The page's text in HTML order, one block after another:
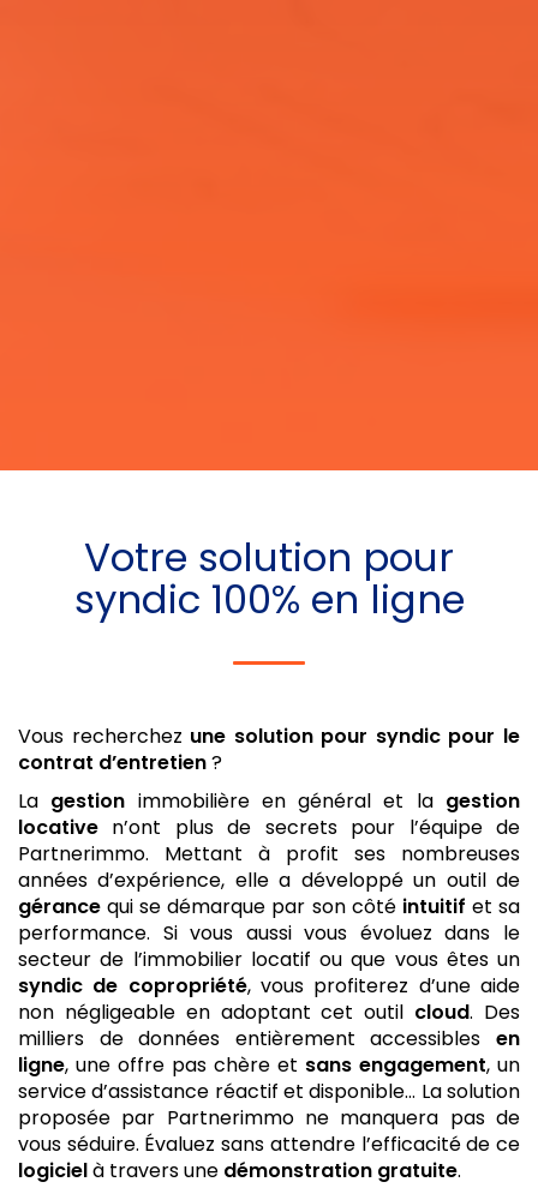
Votre solution pour
syndic 100% en ligne
Vous recherchez une solution pour syndic pour le
contrat d’entretien?
La gestion immobilière en général et la gestion
locative n’ont plus de secrets pour l’équipe de
Partnerimmo. Mettant à profit ses nombreuses
années d’expérience, elle a développé un outil de
gérance qui se démarque par son côté intuitif et sa
performance. Si vous aussi vous évoluez dans le
secteur de l’immobilier locatif ou que vous êtes un
syndic de copropriété, vous profiterez d’une aide
non négligeable en adoptant cet outil cloud. Des
milliers de données entièrement accessibles en
ligne, une offre pas chère et sans engagement, un
service d’assistance réactif et disponible… La solution
proposée par Partnerimmo ne manquera pas de
vous séduire. Évaluez sans attendre l’efficacité de ce
logicielà travers une démonstration gratuite.